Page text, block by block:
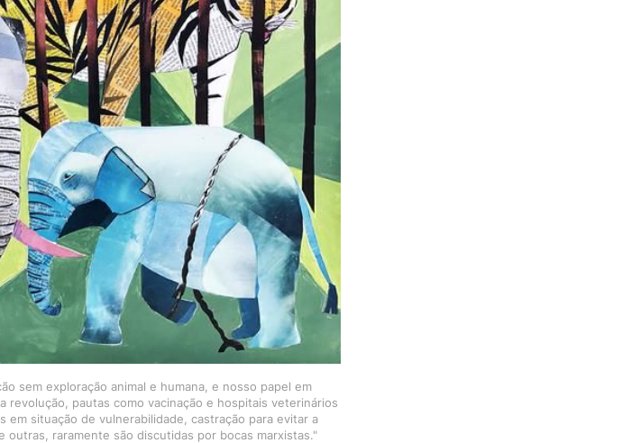
sem exploração animal e humana, e nosso papel em
pautas como vacinação e hospitais veterinários
em situação de vulnerabilidade, castração para evitar a
raramente são discutidas por bocas marxistas."